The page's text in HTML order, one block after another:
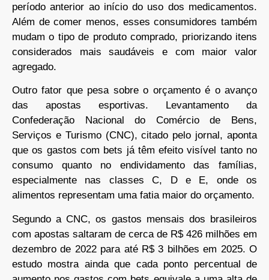
período anterior ao início do uso dos medicamentos.
Além de comer menos, esses consumidores também
mudam o tipo de produto comprado, priorizando itens
considerados mais saudáveis e com maior valor
agregado.
Outro fator que pesa sobre o orçamento é o avanço
das apostas esportivas. Levantamento da
Confederação Nacional do Comércio de Bens,
Serviços e Turismo (CNC), citado pelo jornal, aponta
que os gastos com bets já têm efeito visível tanto no
consumo quanto no endividamento das famílias,
especialmente nas classes C, D e E, onde os
alimentos representam uma fatia maior do orçamento.
Segundo a CNC, os gastos mensais dos brasileiros
com apostas saltaram de cerca de R$ 426 milhões em
dezembro de 2022 para até R$ 3 bilhões em 2025. O
estudo mostra ainda que cada ponto percentual de